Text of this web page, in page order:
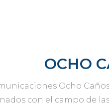
OCHO
Ocho
con el campo de